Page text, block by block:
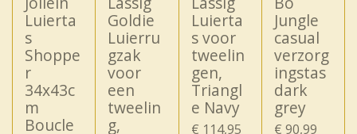
Luierta
s
Shoppe
r
34x43c
m
Boucle
Goldie
Luierru
gzak
voor
een
tweelin
g,
Luierta
s voor
tweelin
gen,
Triangl
e Navy
€ 114,95
Jungle
casual
verzorg
ingstas
dark
grey
€ 90,99